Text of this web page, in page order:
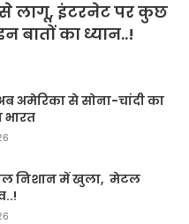
लागू, इंटरनेट पर कुछ
बातों का ध्यान..!
अमेरिका से सोना-चांदी का
भारत
निशान में खुला, मेटल